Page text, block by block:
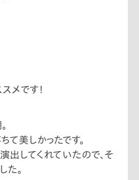
メです！
美しかったです。
してくれていたので、そ
た。